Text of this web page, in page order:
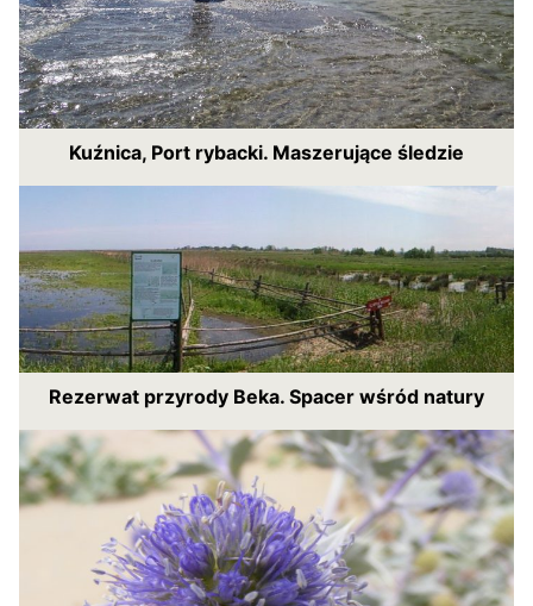
Kuźnica, Port rybacki. Maszerujące śledzie
Rezerwat przyrody Beka. Spacer wśród natury